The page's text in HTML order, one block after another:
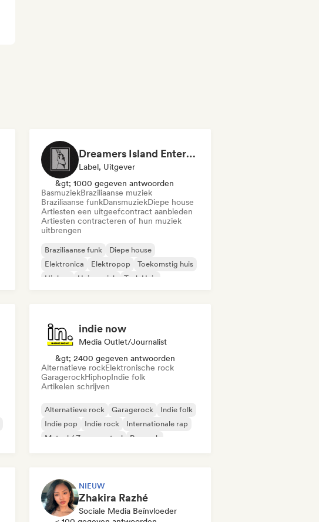
Dreamers Island Entertainment
Label, Uitgever
&gt; 1000 gegeven antwoorden
BasmuziekBraziliaanse muziek
Braziliaanse funkDansmuziekDiepe house
Artiesten een uitgeefcontract aanbieden
Artiesten contracteren of hun muziek
uitbrengen
Braziliaanse funk
Diepe house
Elektronica
Elektropop
Toekomstig huis
Hiphop
Huismuziek Tech Huis
indie now
Media Outlet/Journalist
&gt; 2400 gegeven antwoorden
Alternatieve rockElektronische rock
GaragerockHiphopIndie folk
Artikelen schrijven
Alternatieve rock Garagerock
Indie folk
Indie pop
Indie rock
Internationale rap
Metaal / Zwaar metaal
Poprock
NIEUW
Zhakira Razhé
Sociale Media Beïnvloeder